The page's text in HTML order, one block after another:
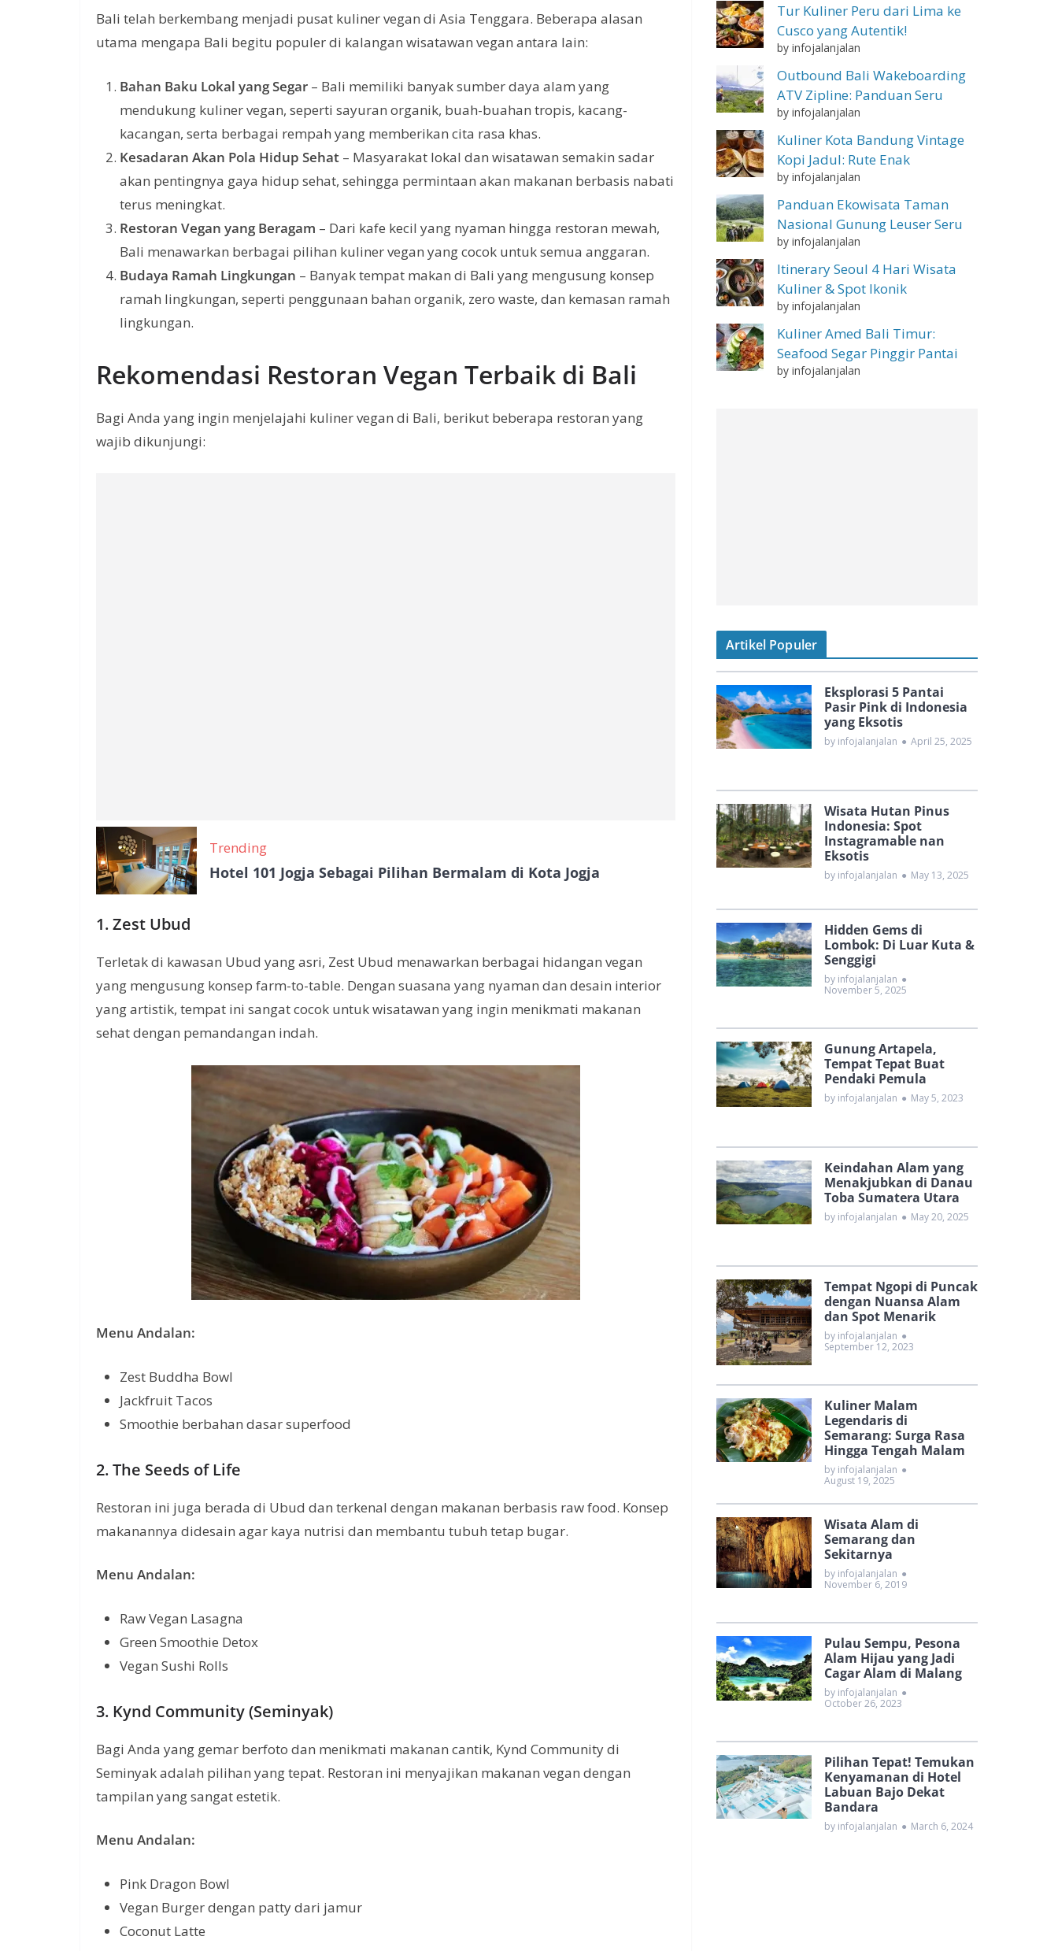
Bali telah berkembang menjadi pusat kuliner vegan di Asia Tenggara. Beberapa alasan
utama mengapa Bali begitu populer di kalangan wisatawan vegan antara lain:
Bahan Baku Lokal yang Segar – Bali memiliki banyak sumber daya alam yang
mendukung kuliner vegan, seperti sayuran organik, buah-buahan tropis, kacang-
kacangan, serta berbagai rempah yang memberikan cita rasa khas.
Kesadaran Akan Pola Hidup Sehat – Masyarakat lokal dan wisatawan semakin sadar
akan pentingnya gaya hidup sehat, sehingga permintaan akan makanan berbasis nabati
terus meningkat.
Restoran Vegan yang Beragam – Dari kafe kecil yang nyaman hingga restoran mewah,
Bali menawarkan berbagai pilihan kuliner vegan yang cocok untuk semua anggaran.
Budaya Ramah Lingkungan – Banyak tempat makan di Bali yang mengusung konsep
ramah lingkungan, seperti penggunaan bahan organik, zero waste, dan kemasan ramah
lingkungan.
Rekomendasi Restoran Vegan Terbaik di Bali
Bagi Anda yang ingin menjelajahi kuliner vegan di Bali, berikut beberapa restoran yang
wajib dikunjungi:
Trending
Hotel 101 Jogja Sebagai Pilihan Bermalam di Kota Jogja
1. Zest Ubud
Terletak di kawasan Ubud yang asri, Zest Ubud menawarkan berbagai hidangan vegan
yang mengusung konsep farm-to-table. Dengan suasana yang nyaman dan desain interior
yang artistik, tempat ini sangat cocok untuk wisatawan yang ingin menikmati makanan
sehat dengan pemandangan indah.
Menu Andalan:
Zest Buddha Bowl
Jackfruit Tacos
Smoothie berbahan dasar superfood
2. The Seeds of Life
Restoran ini juga berada di Ubud dan terkenal dengan makanan berbasis raw food. Konsep
makanannya didesain agar kaya nutrisi dan membantu tubuh tetap bugar.
Menu Andalan:
Raw Vegan Lasagna
Green Smoothie Detox
Vegan Sushi Rolls
3. Kynd Community (Seminyak)
Bagi Anda yang gemar berfoto dan menikmati makanan cantik, Kynd Community di
Seminyak adalah pilihan yang tepat. Restoran ini menyajikan makanan vegan dengan
tampilan yang sangat estetik.
Menu Andalan:
Pink Dragon Bowl
Vegan Burger dengan patty dari jamur
Coconut Latte
Tur Kuliner Peru dari Lima ke
Cusco yang Autentik!
by infojalanjalan
Outbound Bali Wakeboarding
ATV Zipline: Panduan Seru
by infojalanjalan
Kuliner Kota Bandung Vintage
Kopi Jadul: Rute Enak
by infojalanjalan
Panduan Ekowisata Taman
Nasional Gunung Leuser Seru
by infojalanjalan
Itinerary Seoul 4 Hari Wisata
Kuliner & Spot Ikonik
by infojalanjalan
Kuliner Amed Bali Timur:
Seafood Segar Pinggir Pantai
by infojalanjalan
Artikel Populer
Eksplorasi 5 Pantai
Pasir Pink di Indonesia
yang Eksotis
by infojalanjalan ● April 25, 2025
Wisata Hutan Pinus
Indonesia: Spot
Instagramable nan
Eksotis
by infojalanjalan ● May 13, 2025
Hidden Gems di
Lombok: Di Luar Kuta &
Senggigi
by infojalanjalan ●
November 5, 2025
Gunung Artapela,
Tempat Tepat Buat
Pendaki Pemula
by infojalanjalan ● May 5, 2023
Keindahan Alam yang
Menakjubkan di Danau
Toba Sumatera Utara
by infojalanjalan ● May 20, 2025
Tempat Ngopi di Puncak
dengan Nuansa Alam
dan Spot Menarik
by infojalanjalan ●
September 12, 2023
Kuliner Malam
Legendaris di
Semarang: Surga Rasa
Hingga Tengah Malam
by infojalanjalan ●
August 19, 2025
Wisata Alam di
Semarang dan
Sekitarnya
by infojalanjalan ●
November 6, 2019
Pulau Sempu, Pesona
Alam Hijau yang Jadi
Cagar Alam di Malang
by infojalanjalan ●
October 26, 2023
Pilihan Tepat! Temukan
Kenyamanan di Hotel
Labuan Bajo Dekat
Bandara
by infojalanjalan ● March 6, 2024